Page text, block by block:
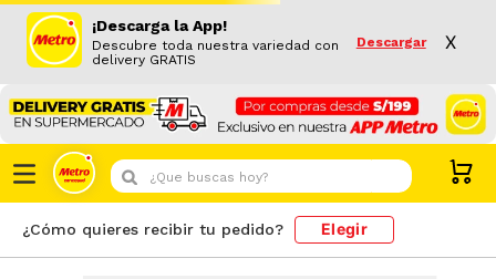
¡Descarga la App!
Descubre toda nuestra variedad con
delivery GRATIS
Descargar X
¿Que buscas hoy?
¿Cómo quieres recibir tu pedido? Elegir